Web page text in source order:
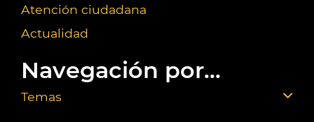
Atención ciudadana
Actualidad
Navegación por...
Temas